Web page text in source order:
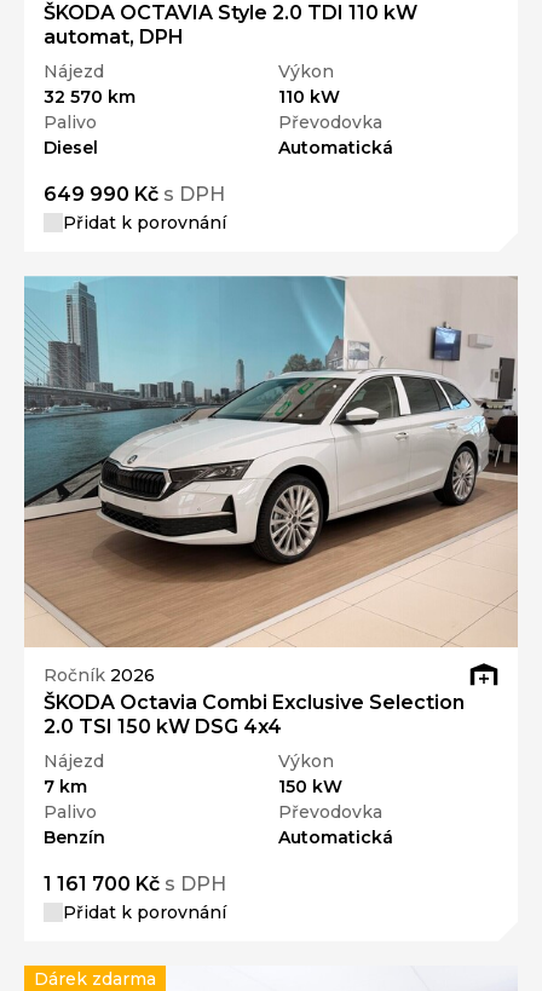
ŠKODA OCTAVIA Style 2.0 TDI 110 kW
automat, DPH
Nájezd
32 570 km
Výkon
110 kW
Palivo
Diesel
Převodovka
Automatická
649 990 Kč s DPH
Přidat k porovnání
Ročník 2026
ŠKODA Octavia Combi Exclusive Selection
2.0 TSI 150 kW DSG 4x4
Nájezd
7 km
Výkon
150 kW
Palivo
Benzín
Převodovka
Automatická
1 161 700 Kč s DPH
Přidat k porovnání
Dárek zdarma